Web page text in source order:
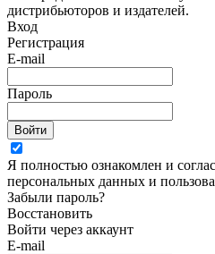
дистрибьюторов и издателей.
Вход
Регистрация
E-mail
Пароль
Войти
Я полностью ознакомлен и
персональных данных и
Забыли пароль?
Восстановить
Войти через аккаунт
E-mail